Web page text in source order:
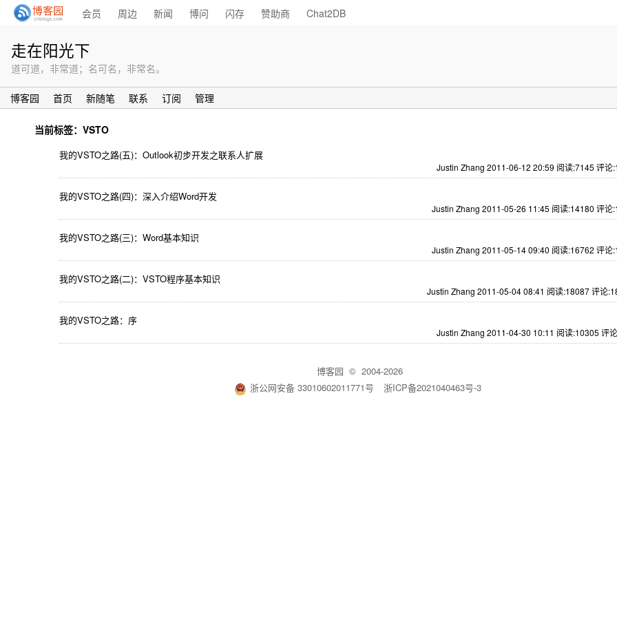
会员 周边 新闻 博问 闪存 赞助商 Chat2DB
走在阳光下
道可道，非常道；名可名，非常名。
博客园 首页 新随笔 联系 订阅 管理
当前标签：VSTO
我的VSTO之路(五)：Outlook初步开发之联系人扩展
Justin Zhang 2011-06-12 20:59 阅读:7145 评论
我的VSTO之路(四)：深入介绍Word开发
Justin Zhang 2011-05-26 11:45 阅读:14180 评论
我的VSTO之路(三)：Word基本知识
Justin Zhang 2011-05-14 09:40 阅读:16762 评论
我的VSTO之路(二)：VSTO程序基本知识
Justin Zhang 2011-05-04 08:41 阅读:18087评论
我的VSTO之路：序
Justin Zhang 2011-04-30 10:11 阅读:10305 评
博客园 © 2004-2026
浙公网安备 33010602011771号
浙ICP备2021040463号-3